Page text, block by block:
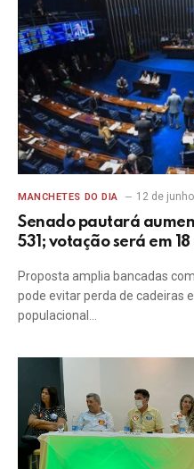
MANCHETES DO DIA 12 de
Senado pautará
531; votação será em
Proposta amplia bancadas
pode evitar perda de cadeiras
populacional…